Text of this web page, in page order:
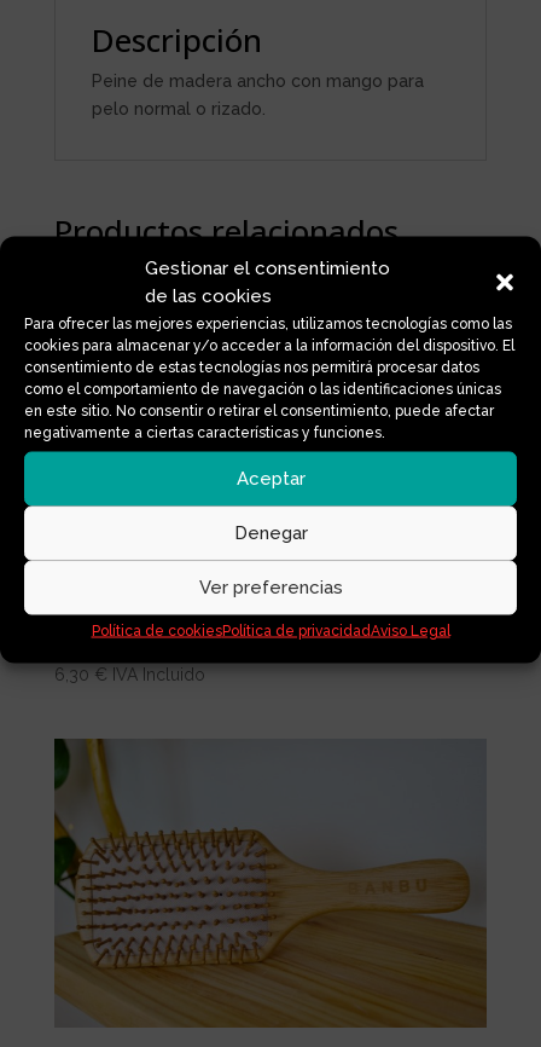
Gestionar el consentimiento
de las cookies
Para ofrecer las mejores experiencias, utilizamos tecnologías como las
cookies para almacenar y/o acceder a la información del dispositivo. El
consentimiento de estas tecnologías nos permitirá procesar datos
como el comportamiento de navegación o las identificaciones únicas
en este sitio. No consentir o retirar el consentimiento, puede afectar
negativamente a ciertas características y funciones.
Aceptar
Denegar
Ver preferencias
Política de cookiesPolítica de privacidadAviso Legal
Descripción
Peine de madera ancho con mango para
pelo normal o rizado.
Productos relacionados
ACONDICIONADOR SÓLIDO
AGUACATE
6,30 € IVA Incluido